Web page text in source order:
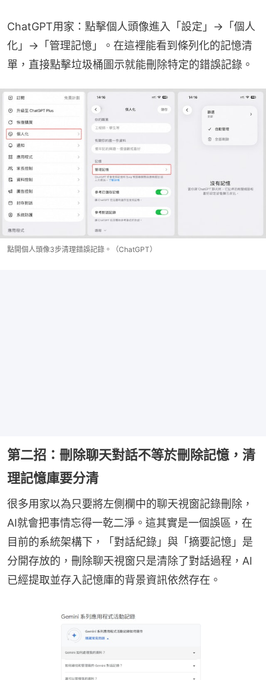
ChatGPT用家：點擊個人頭像進入「設定」→「個人
化」→「管理記憶」。在這裡能看到條列化的記憶清
單，直接點擊垃圾桶圖示就能刪除特定的錯誤記錄。
點開個人頭像3步清理錯誤記錄。（ChatGPT）
第二招：刪除聊天對話不等於刪除記憶，清
理記憶庫要分清
很多用家以為只要將左側欄中的聊天視窗記錄刪除，
AI就會把事情忘得一乾二淨。這其實是一個誤區，在
目前的系統架構下，「對話紀錄」與「摘要記憶」是
分開存放的，刪除聊天視窗只是清除了對話過程，AI
已經提取並存入記憶庫的背景資訊依然存在。